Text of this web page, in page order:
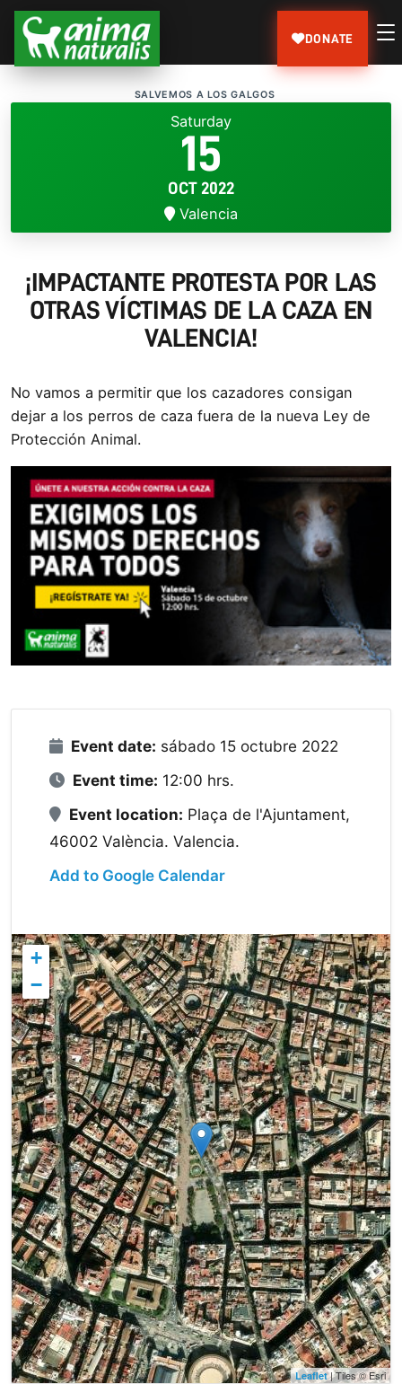
DONATE
SALVEMOS A LOS GALGOS
Saturday
15
OCT 2022
Valencia
¡IMPACTANTE PROTESTA POR LAS
OTRAS VÍCTIMAS DE LA CAZA EN
VALENCIA!
No vamos a permitir que los cazadores consigan
dejar a los perros de caza fuera de la nueva Ley de
Protección Animal.
Event date: sábado 15 octubre 2022
Event time: 12:00 hrs.
Event location: Plaça de l'Ajuntament,
46002 València. Valencia.
Add to Google Calendar
+
−
Leaflet| Tiles © Esri